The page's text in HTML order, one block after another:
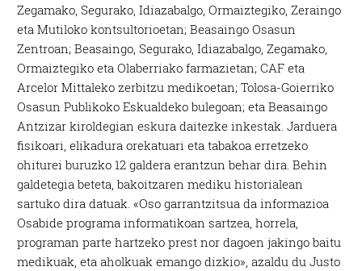
Zegamako, Segurako, Idiazabalgo, Ormaiztegiko, Zeraingo
eta Mutiloko kontsultorioetan; Beasaingo Osasun
Zentroan; Beasaingo, Segurako, Idiazabalgo, Zegamako,
Ormaiztegiko eta Olaberriako farmazietan; CAF eta
Arcelor Mittaleko zerbitzu medikoetan; Tolosa-Goierriko
Osasun Publikoko Eskualdeko bulegoan; eta Beasaingo
Antzizar kiroldegian eskura daitezke inkestak. Jarduera
fisikoari, elikadura orekatuari eta tabakoa erretzeko
ohiturei buruzko 12 galdera erantzun behar dira. Behin
galdetegia beteta, bakoitzaren mediku historialean
sartuko dira datuak. «Oso garrantzitsua da informazioa
Osabide programa informatikoan sartzea, horrela,
programan parte hartzeko prest nor dagoen jakingo baitu
medikuak, eta aholkuak emango dizkio», azaldu du Justo